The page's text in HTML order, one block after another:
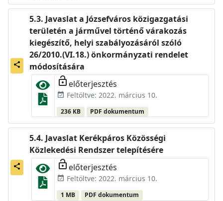
share
Javaslat a Józsefváros közigazgatási
területén a járművel történő várakozás
kiegészítő, helyi szabályozásáról szóló
26/2010.(VI.18.) önkormányzati rendelet
módosítására
lock_open előterjesztés
event_available Feltöltve: 2022. március 10.
236 KB PDF dokumentum
share
Javaslat Kerékpáros Közösségi
Közlekedési Rendszer telepítésére
lock_open előterjesztés
event_available Feltöltve: 2022. március 10.
1 MB PDF dokumentum